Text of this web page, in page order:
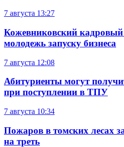
7 августа 13:27
Кожевниковский кадровый
молодежь запуску бизнеса
7 августа 12:08
Абитуриенты могут
при поступлении в ТПУ
7 августа 10:34
Пожаров в томских лесах
на треть